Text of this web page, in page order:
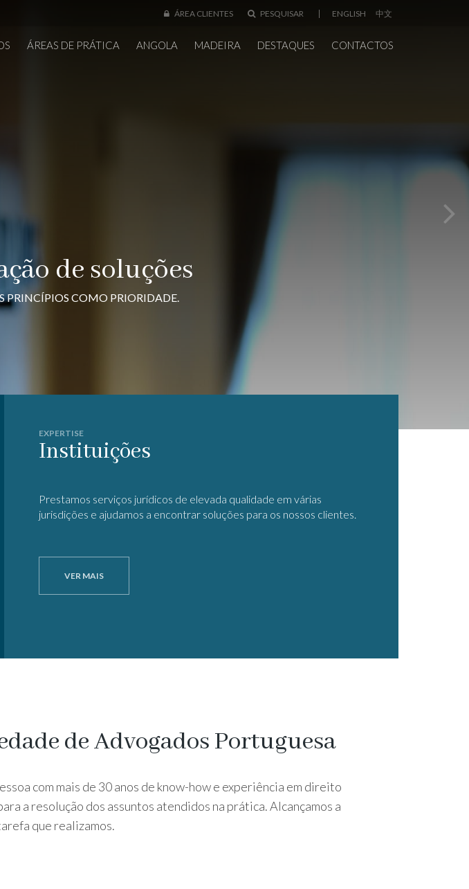
ÁREA CLIENTES PESQUISAR ENGLISH 中文
ÁREAS DE PRÁTICA ANGOLA MADEIRA DESTAQUES CONTACTOS
de soluções
PRINCÍPIOS COMO PRIORIDADE.
EXPERTISE
Instituições
Prestamos serviços jurídicos de elevada qualidade em várias
jurisdições e ajudamos a encontrar soluções para os nossos clientes.
VER MAIS
de Advogados Portuguesa
com mais de 30 anos de know-how e experiência em direito
a resolução dos assuntos atendidos na prática. Alcançamos a
que realizamos.